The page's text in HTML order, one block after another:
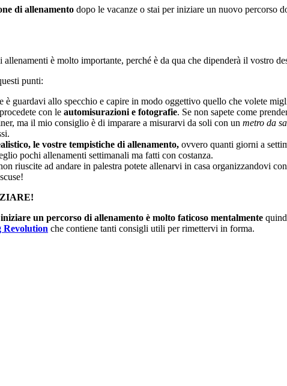
di allenamento dopo le vacanze o stai per iniziare un nuovo percorso
è molto importante, perché è da qua che dipenderà il vostro
punti:
è guardavi allo specchio e capire in modo oggettivo quello che volete
con le automisurazioni e fotografie. Se non sapete come
ma il mio consiglio è di imparare a misurarvi da soli con un metro da
le vostre tempistiche di allenamento, ovvero quanti giorni a
pochi allenamenti settimanali ma fatti con costanza.
riuscite ad andare in palestra potete allenarvi in casa organizzandovi
iniziare un percorso di allenamento è molto faticoso mentalmente
Revolution che contiene tanti consigli utili per rimettervi in forma.